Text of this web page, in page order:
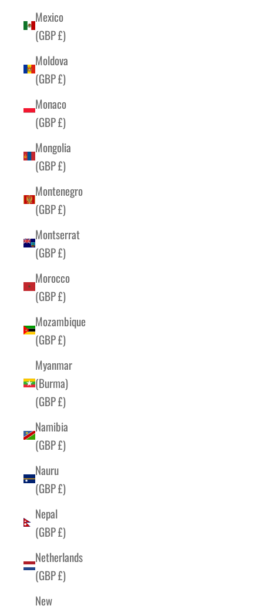
Mexico
(GBP £)
Moldova
(GBP £)
Monaco
(GBP £)
Mongolia
(GBP £)
Montenegro
(GBP £)
Montserrat
(GBP £)
Morocco
(GBP £)
Mozambique
(GBP £)
Myanmar
(Burma)
(GBP £)
Namibia
(GBP £)
Nauru
(GBP £)
Nepal
(GBP £)
Netherlands
(GBP £)
New